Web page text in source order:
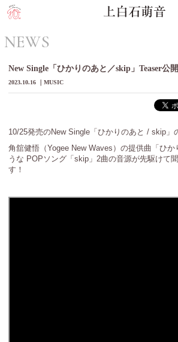
NEWS
New Single「ひかりのあと／skip」Teaser公開
2023.10.16 MUSIC
10/25発売のNew Single「ひかりのあと / skip」
角舘健悟（Yogee New Waves）の提供曲「ひか
うな POPソング「skip」2曲の音源が先駆けて
す！